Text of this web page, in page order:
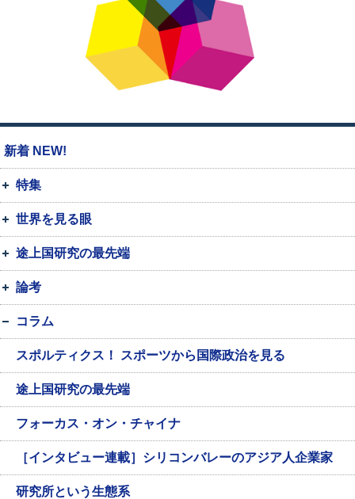
新着 NEW!
特集
世界を見る眼
途上国研究の最先端
論考
コラム
スポルティクス！ スポーツから国際政治を見る
途上国研究の最先端
フォーカス・オン・チャイナ
［インタビュー連載］シリコンバレーのアジア人企業家
研究所という生態系